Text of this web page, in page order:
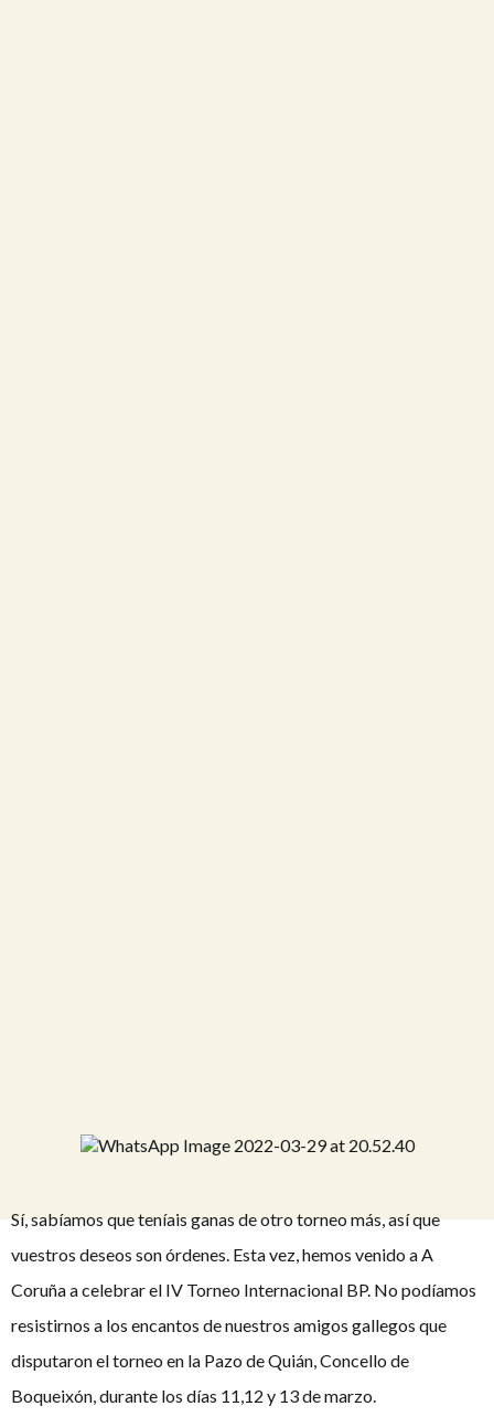
Sí, sabíamos que teníais ganas de otro torneo más, así que
vuestros deseos son órdenes. Esta vez, hemos venido a A
Coruña a celebrar el IV Torneo Internacional BP. No podíamos
resistirnos a los encantos de nuestros amigos gallegos que
disputaron el torneo en la Pazo de Quián, Concello de
Boqueixón, durante los días 11,12 y 13 de marzo.